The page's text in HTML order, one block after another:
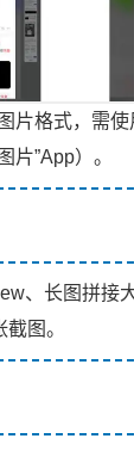
片格式，需
片”App）。
、长图拼接
图。